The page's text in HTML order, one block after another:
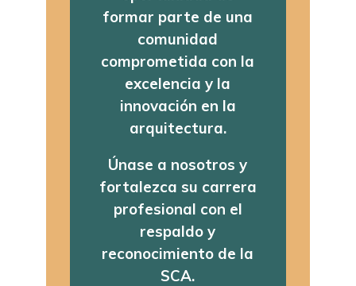
formar parte de una
comunidad
comprometida con la
excelencia y la
innovación en la
arquitectura.
Únase a nosotros y
fortalezca su carrera
profesional con el
respaldo y
reconocimiento de la
SCA.